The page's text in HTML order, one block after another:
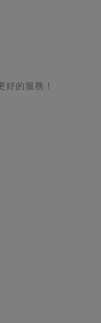
的服務！